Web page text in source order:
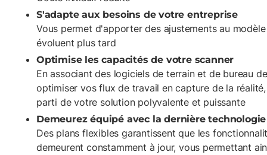
S'adapte aux besoins de votre entreprise
Vous permet d'apporter des ajustements au
évoluent plus tard
Optimise les capacités de votre scanner
En associant des logiciels de terrain et de bureau
optimiser vos flux de travail en capture de la
parti de votre solution polyvalente et puissante
Demeurez équipé avec la dernière technologie
Des plans flexibles garantissent que les
demeurent constamment à jour, vous permettant